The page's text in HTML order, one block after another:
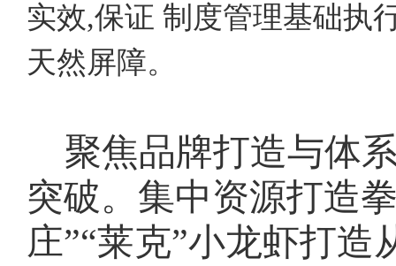
实效,保证 制度管理基础执
天然屏障。
聚焦品牌打造与体
突破。集中资源打造
庄”“莱克”小龙虾打